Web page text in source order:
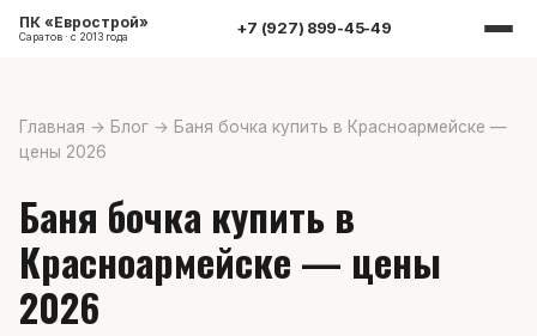
ПК «Еврострой»
Саратов · с 2013 года +7 (927) 899-45-49
Главная → Блог → Баня бочка купить в Красноармейске —
цены 2026
Баня бочка купить в
Красноармейске — цены
2026